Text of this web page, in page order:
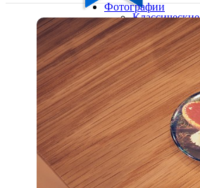
Ваш город:
Ваш регион доставки
Выберите из списка:
Фотографии
Классические
фото
10х10
10х15
13х18
15х15
15х20
20х20
20х30
30х30
30х40
А4
Фото
в